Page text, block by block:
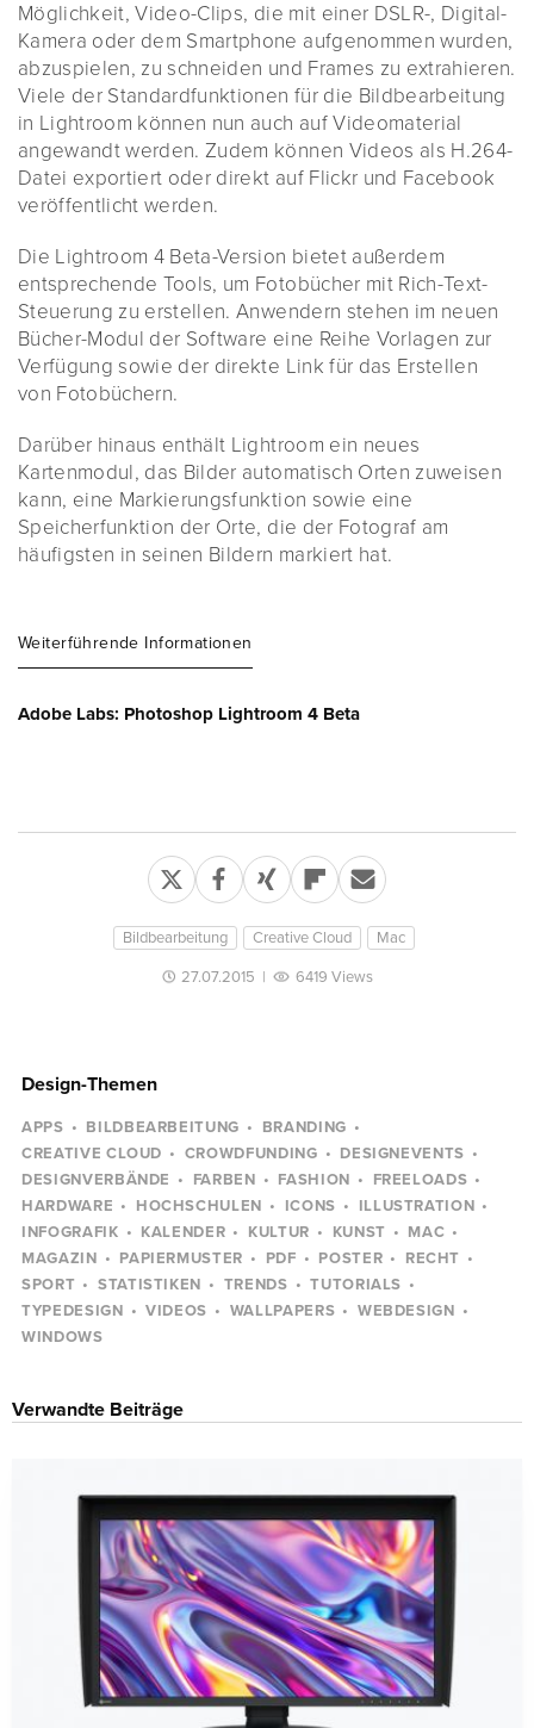
Möglichkeit, Video-Clips, die mit einer DSLR-, Digital-
Kamera oder dem Smartphone aufgenommen wurden,
abzuspielen, zu schneiden und Frames zu extrahieren.
Viele der Standardfunktionen für die Bildbearbeitung
in Lightroom können nun auch auf Videomaterial
angewandt werden. Zudem können Videos als H.264-
Datei exportiert oder direkt auf Flickr und Facebook
veröffentlicht werden.
Die Lightroom 4 Beta-Version bietet außerdem
entsprechende Tools, um Fotobücher mit Rich-Text-
Steuerung zu erstellen. Anwendern stehen im neuen
Bücher-Modul der Software eine Reihe Vorlagen zur
Verfügung sowie der direkte Link für das Erstellen
von Fotobüchern.
Darüber hinaus enthält Lightroom ein neues
Kartenmodul, das Bilder automatisch Orten zuweisen
kann, eine Markierungsfunktion sowie eine
Speicherfunktion der Orte, die der Fotograf am
häufigsten in seinen Bildern markiert hat.
Weiterführende Informationen
Adobe Labs: Photoshop Lightroom 4 Beta
Bildbearbeitung Creative Cloud Mac
27.07.2015 | 6419 Views
Design-Themen
APPS BILDBEARBEITUNG
BRANDING
CREATIVE CLOUD
CROWDFUNDING
DESIGNEVENTS
DESIGNVERBÄNDE
FARBEN FASHION
FREELOADS
HARDWARE
HOCHSCHULEN ICONS
ILLUSTRATION
INFOGRAFIK
KALENDER KULTUR KUNST
MAC
MAGAZIN
PAPIERMUSTER PDF POSTER
RECHT
SPORT
STATISTIKEN TRENDS
TUTORIALS
TYPEDESIGN
VIDEOS WALLPAPERS
WEBDESIGN
WINDOWS
Verwandte Beiträge